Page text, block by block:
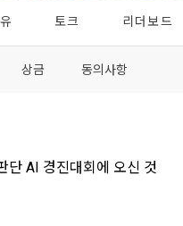
아래와 같다.
"회원"에게 제공하기 위하
를 말한다.
재풀 등록” 등 사이트에서
한 정보를 어떻게 사용하
또는 제공’)하며, 이용목
합니다.
보에 대해 어떤 권리를 가
으며 동의 이후에라도 고객
니다.
제공하는 서비스의 이용
토크 리더보드
상금 동의사항
단 AI 경진대회에 오신 것